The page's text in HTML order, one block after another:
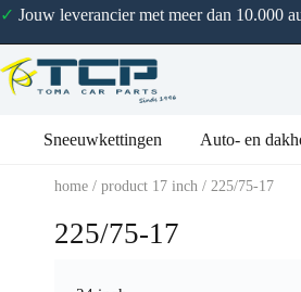
✓ Jouw leverancier met meer dan 10.000
Sneeuwkettingen Auto- en
home / product 17 inch / 225/75-17
225/75-17